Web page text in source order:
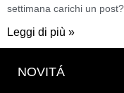
settimana carichi un
Leggi di più »
NOVITÁ